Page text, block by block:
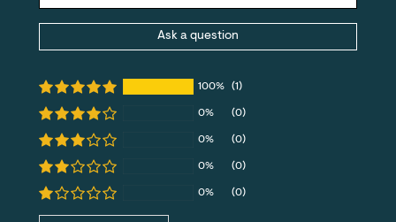
Ask a question
100% (1)
0% (0)
0% (0)
0% (0)
0% (0)